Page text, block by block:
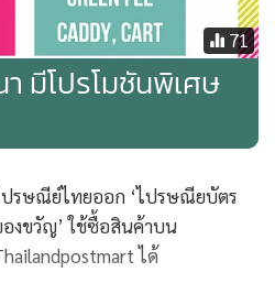
ากลำบาก การปรับมุมมอง
ซึ่ง คุณยูน ได้รับแรงบันดาลใจใน
ากเพลง If you want the rainbow
การสื่อสารถึง ‘ความมุ่งมั่น ทุ่มเท
อบประสบการณ์ความสุข สร้างรอย
าแล้วในทุกสถานการณ์
71
มีโปรโมชันพิเศษ
รษณีย์ไทยออก ‘ไปรษณียบัตร
งขวัญ’ ใช้ซื้อสินค้าบน
ได้